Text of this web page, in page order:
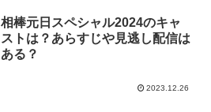
相棒元日スペシャル2024のキャ
ストは？あらすじや見逃し配信は
ある？
2023.12.26